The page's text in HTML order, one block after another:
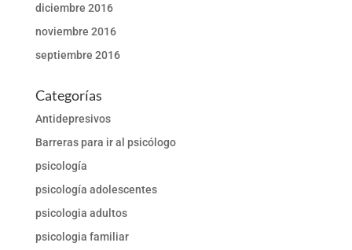
diciembre 2016
noviembre 2016
septiembre 2016
Categorías
Antidepresivos
Barreras para ir al psicólogo
psicología
psicología adolescentes
psicologia adultos
psicologia familiar